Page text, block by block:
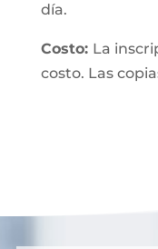
día.
Costo: La
costo. Las